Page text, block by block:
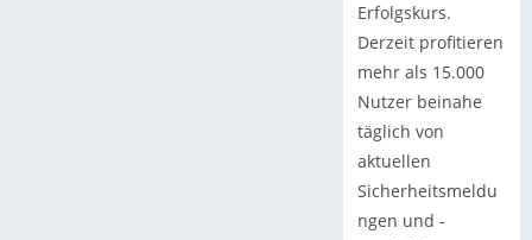
Erfolgskurs.
Derzeit profitieren
mehr als 15.000
Nutzer beinahe
täglich von
aktuellen
Sicherheitsmeldu
ngen und -